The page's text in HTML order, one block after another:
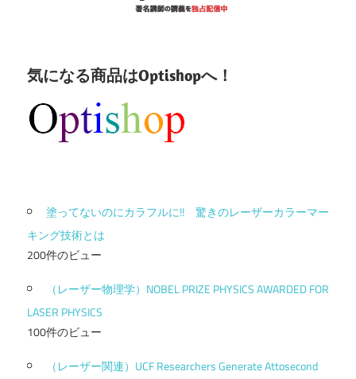
気になる商品はOptishopへ！
塗ってないのにカラフルに!! 驚きのレーザーカラーマー
キング技術とは
200件のビュー
（レーザー物理学）NOBEL PRIZE PHYSICS AWARDED FOR
LASER PHYSICS
100件のビュー
（レーザー関連）UCF Researchers Generate Attosecond